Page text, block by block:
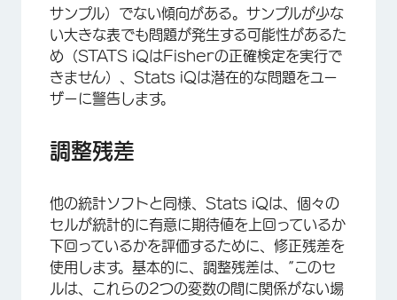
サンプル）でない傾向がある。サンプルが少な
い大きな表でも問題が発生する可能性があるた
め（STATS iQはFisherの正確検定を実行で
きません）、Stats iQは潜在的な問題をユー
ザーに警告します。
調整残差
他の統計ソフトと同様、Stats iQは、個々の
セルが統計的に有意に期待値を上回っているか
下回っているかを評価するために、修正残差を
使用します。基本的に、調整残差は、”このセ
ルは、これらの2つの変数の間に関係がない場